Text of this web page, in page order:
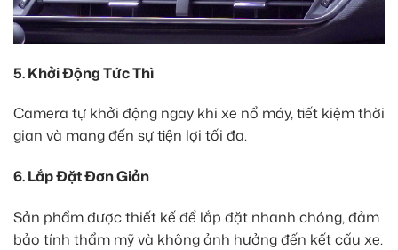
5. Khởi Động Tức Thì
Camera tự khởi động ngay khi xe nổ máy, tiết kiệm thời
gian và mang đến sự tiện lợi tối đa.
6. Lắp Đặt Đơn Giản
Sản phẩm được thiết kế để lắp đặt nhanh chóng, đảm
bảo tính thẩm mỹ và không ảnh hưởng đến kết cấu xe.